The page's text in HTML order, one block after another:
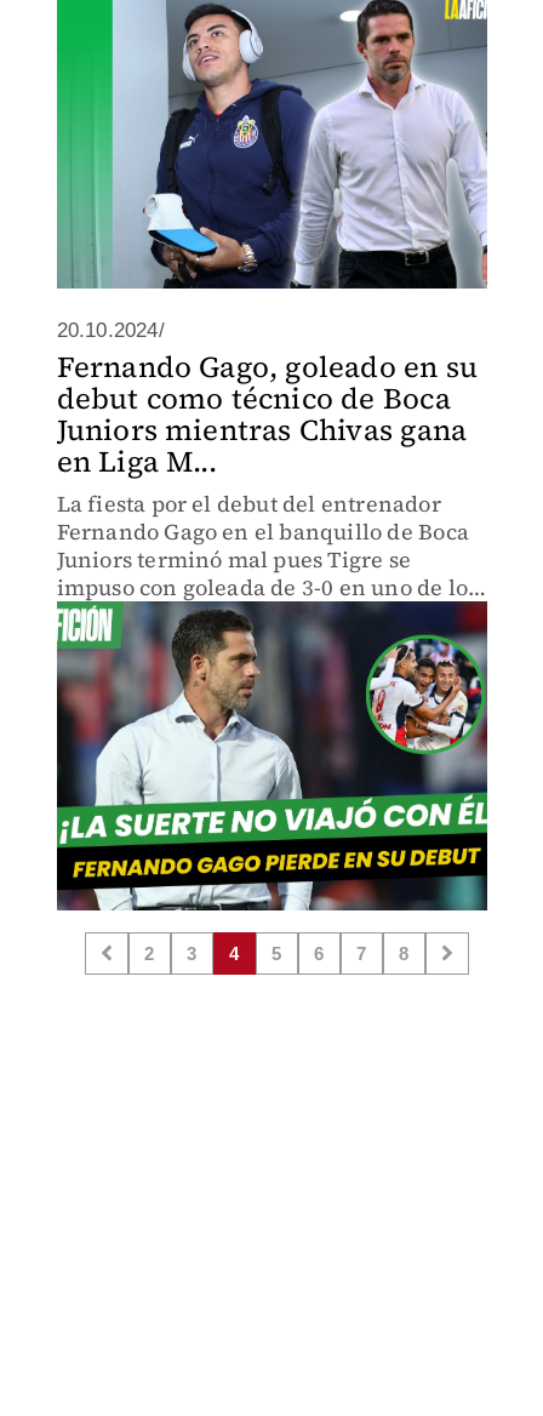
20.10.2024/
Fernando Gago, goleado en su
debut como técnico de Boca
Juniors mientras Chivas gana
en Liga M...
La fiesta por el debut del entrenador
Fernando Gago en el banquillo de Boca
Juniors terminó mal pues Tigre se
impuso con goleada de 3-0 en uno de los
partidos.
2 3 4 5 6 7 8